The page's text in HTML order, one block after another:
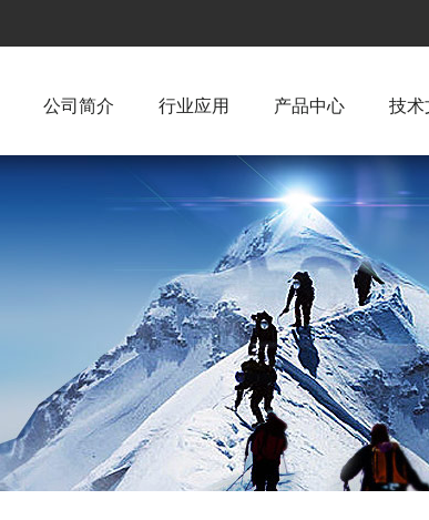
公司简介 行业应用 产品中心 技术